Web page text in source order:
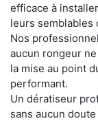
efficace à
leurs semblables
Nos
aucun rongeur
la mise au point
performant.
Un dératiseur
sans aucun